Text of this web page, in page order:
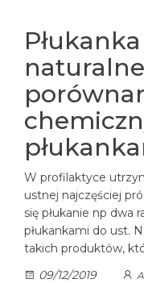
W profilaktyce
ustnej najczęściej
się płukanie np dwa
płukankami do ust.
takich produktów,
09/12/2019